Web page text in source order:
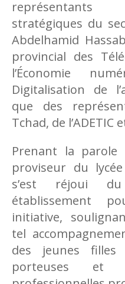
stratégiques du
Abdelhamid
provincial des
l’Économie
Digitalisation de
que des
Tchad, de l’ADETIC
Prenant la parole
proviseur du
s’est réjoui
établissement
initiative,
tel
des jeunes filles
porteuses et